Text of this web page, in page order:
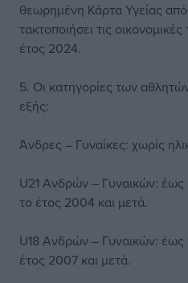
θεωρημένη Κάρτα Υγείας
τακτοποιήσει τις
έτος 2024.
5. Οι κατηγορίες των
εξής:
Άνδρες – Γυναίκες: χωρίς
U21 Ανδρών – Γυναικών: έως
το έτος 2004 και μετά.
U18 Ανδρών – Γυναικών: έως
έτος 2007 και μετά.